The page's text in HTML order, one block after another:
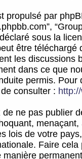
propulsé par
sous la
être téléchargé
les discussions
dans ce que
permis.
consulter :
de ne pas publier
lois de votre
Faire
manière